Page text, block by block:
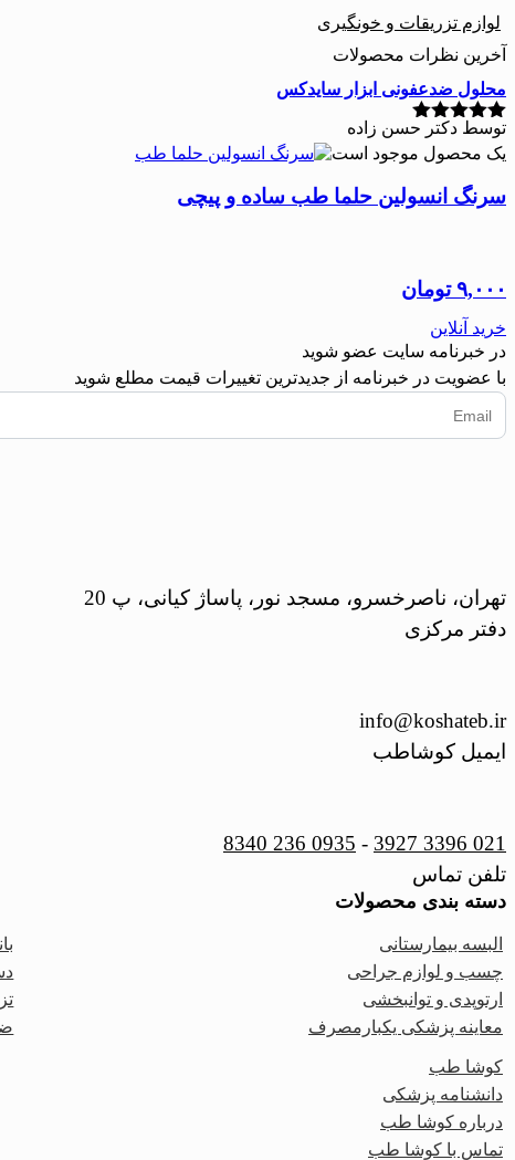
لوازم تزریقات و خونگیری
آخرین نظرات محصولات
محلول ضدعفونی ابزار سایدکس
نمره5از 5
توسط دکتر حسن زاده
یک محصول موجود است
سرنگ انسولین حلما طب ساده و پیچی
۹,۰۰۰ تومان
خرید آنلاین
در خبرنامه سایت عضو شوید
با عضویت در خبرنامه از جدیدترین تغییرات قیمت مطلع شوید
تهران، ناصرخسرو، مسجد نور، پاساژ کیانی، پ 20
دفتر مرکزی
info@koshateb.ir
ایمیل کوشاطب
021 3396 3927
-
0935 236 8340
تلفن تماس
دسته بندی محصولات
البسه بیمارستانی
چسب و لوازم جراحی
ارتوپدی و توانبخشی
معاینه پزشکی یکبارمصرف
کوشا طب
دانشنامه پزشکی
درباره کوشا طب
تماس با کوشا طب